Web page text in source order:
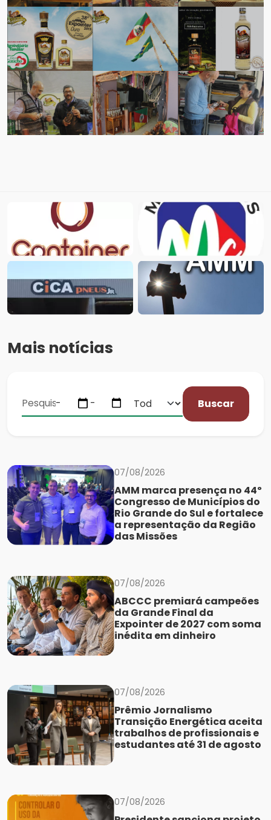
Mais notícias
Buscar
07/08/2026
AMM marca presença no 44º
Congresso de Municípios do
Rio Grande do Sul e fortalece
a representação da Região
das Missões
07/08/2026
ABCCC premiará campeões
da Grande Final da
Expointer de 2027 com soma
inédita em dinheiro
07/08/2026
Prêmio Jornalismo
Transição Energética aceita
trabalhos de profissionais e
estudantes até 31 de agosto
07/08/2026